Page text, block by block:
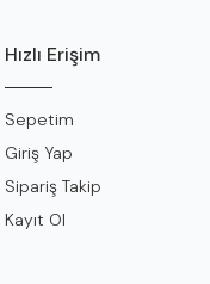
Hızlı Erişim
Sepetim
Giriş Yap
Sipariş Takip
Kayıt Ol